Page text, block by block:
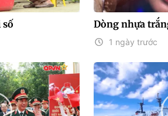
Dòng nhựa
1 ngày trước